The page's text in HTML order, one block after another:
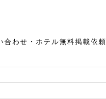
合わせ・ホテル無料掲載依頼